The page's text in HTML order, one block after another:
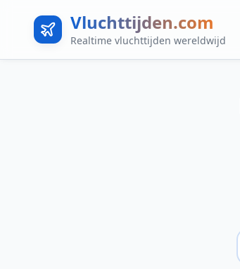
Vluchttijden.com
Realtime vluchttijden wereldwijd